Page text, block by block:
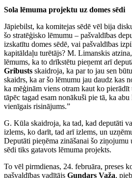
Sola lēmuma projektu uz domes sēdi
Jāpiebilst, ka komitejas sēdē vēl bija
šo stratēģisko lēmumu – pašvaldības
izskatītu domes sēdē, vai pašvaldības
kapitāldaļu turētājs? M. Limanskis
lēmums, ka to drīkstētu pieņemt arī
Gribusts skaidroja, ka par to jau sen
skaidrs, ka ar šo lēmumu jau daudz kas
ka mēģinām viens otram kaut ko pierādīt
tāpēc tagad esam nonākuši pie tā, ka
vienīgais risinājums.”
G. Kūla skaidroja, ka tad, kad deputāti
izlems, ko darīt, tad arī izlems, un
Deputāti pieņēma zināšanai šo ziņojumu
sēdi tiks gatavots lēmuma projekts.
To vēl pirmdienas, 24. februāra, preses
pašvaldības vadītājs Gundars Važa,